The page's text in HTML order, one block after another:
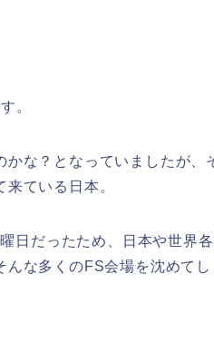
。
かな？となっていましたが
ている日本。
日だったため、日本や世界
んな多くのFS会場を沈めて